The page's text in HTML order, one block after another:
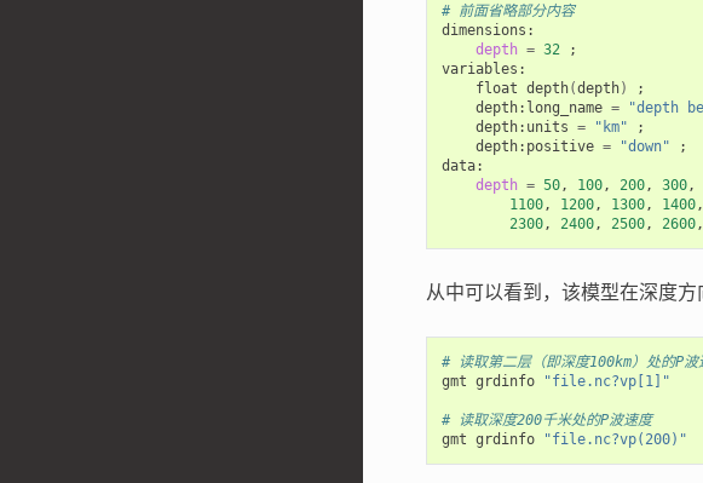
# 前面省略部分内容
dimensions:
depth = 32
;
variables:
    float depth
(depth)
;
    depth:long_name
= "depth
    depth:units
= "km"
;
    depth:positive
= "down"
;
data:
depth = 50, 100, 200, 300,
1100, 1200, 1300, 1400,
2300, 2400, 2500, 2600,
从中可以看到，该模型在深度
# 读取第二层（即深度100km）处的P波
gmt grdinfo
"file.nc?vp[1]"
# 读取深度200千米处的P波速度
gmt grdinfo
"file.nc?vp(200)"